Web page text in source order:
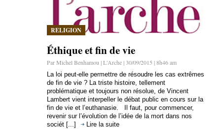
RELIGION
Éthique et fin de vie
Par Michel Benhamou | L'Arche | 30/09/2015 | 8h46 am
La loi peut-elle permettre de résoudre les cas extrêmes
de fin de vie ? La triste histoire, tellement
problématique et toujours non résolue, de Vincent
Lambert vient interpeller le débat public en cours sur la
fin de vie et l’euthanasie. Il faut, pour commencer,
revenir sur l’évolution de l’idée de la mort dans nos
sociét [...]
Lire la suite